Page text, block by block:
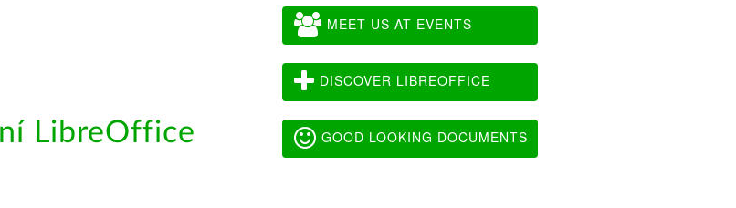
LibreOffice
MEET US AT EVENTS
DISCOVER LIBREOFFICE
GOOD LOOKING DOCUMENTS